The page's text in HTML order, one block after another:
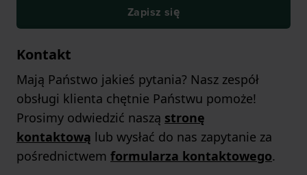
Zapisz się
Kontakt
Mają Państwo jakieś pytania? Nasz zespół
obsługi klienta chętnie Państwu pomoże!
Prosimy odwiedzić naszą stronę
kontaktową lub wysłać do nas zapytanie za
pośrednictwem formularza kontaktowego.